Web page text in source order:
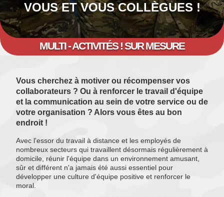
VOUS ET VOUS COLLÈGUES !
MULTI - ACTIVITÉS ! SUR MESURE
Vous cherchez à motiver ou récompenser vos
collaborateurs ? Ou à renforcer le travail d'équipe
et la communication au sein de votre service ou de
votre organisation ? Alors vous êtes au bon
endroit !
Avec l'essor du travail à distance et les employés de
nombreux secteurs qui travaillent désormais régulièrement à
domicile, réunir l'équipe dans un environnement amusant,
sûr et différent n'a jamais été aussi essentiel pour
développer une culture d'équipe positive et renforcer le
moral.